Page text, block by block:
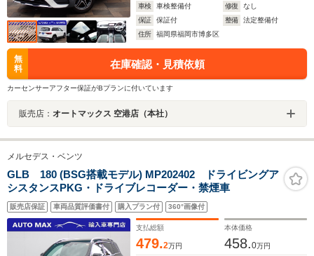
車検
車検整備付 修復
なし
保証
保証付 整備
法定整備付
住所
福岡県福岡市博多区
無
料
在庫確認・見積依頼
カーセンサーアフター保証がBプランに付いています
販売店： オートマックス 空港店（本社）
メルセデス・ベンツ
GLB 180 (BSG搭載モデル) MP202402 ドライビングア
シスタンスPKG・ドライブレコーダー・禁煙車
販売店保証 車両品質評価書付 購入プラン付 360°画像付
支払総額
479.2万円
本体価格
458.0万円